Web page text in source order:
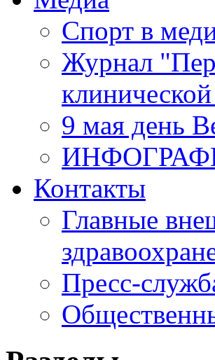
Спорт в
Журнал
9 мая день
Контакты
Главные
Пресс-